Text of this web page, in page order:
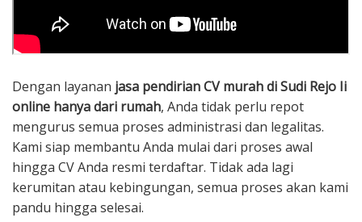
Dengan layanan jasa pendirian CV murah di Sudi Rejo Ii
online hanya dari rumah, Anda tidak perlu repot
mengurus semua proses administrasi dan legalitas.
Kami siap membantu Anda mulai dari proses awal
hingga CV Anda resmi terdaftar. Tidak ada lagi
kerumitan atau kebingungan, semua proses akan kami
pandu hingga selesai.